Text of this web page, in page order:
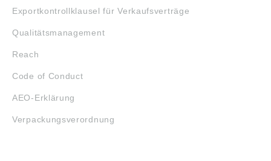
Exportkontrollklausel für Verkaufsverträge
Qualitätsmanagement
Reach
Code of Conduct
AEO-Erklärung
Verpackungsverordnung